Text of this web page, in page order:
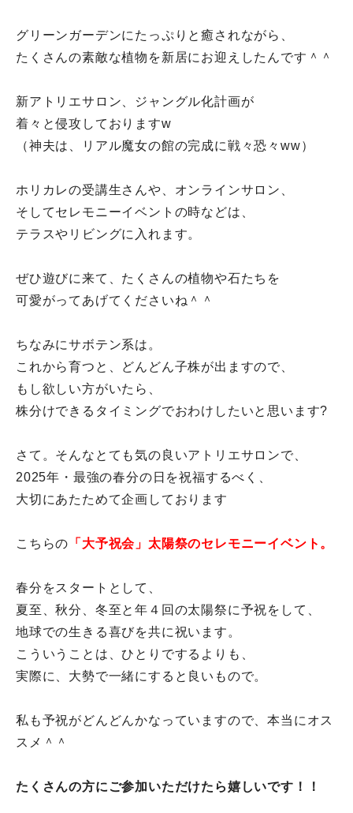
グリーンガーデンにたっぷりと癒されながら、
たくさんの素敵な植物を新居にお迎えしたんです＾＾
新アトリエサロン、ジャングル化計画が
着々と侵攻しておりますw
（神夫は、リアル魔女の館の完成に戦々恐々ww）
ホリカレの受講生さんや、オンラインサロン、
そしてセレモニーイベントの時などは、
テラスやリビングに入れます。
ぜひ遊びに来て、たくさんの植物や石たちを
可愛がってあげてくださいね＾＾
ちなみにサボテン系は。
これから育つと、どんどん子株が出ますので、
もし欲しい方がいたら、
株分けできるタイミングでおわけしたいと思います?
さて。そんなとても気の良いアトリエサロンで、
2025年・最強の春分の日を祝福するべく、
大切にあたためて企画しております
こちらの 「大予祝会」太陽祭のセレモニーイベント。
春分をスタートとして、
夏至、秋分、冬至と年４回の太陽祭に予祝をして、
地球での生きる喜びを共に祝います。
こういうことは、ひとりでするよりも、
実際に、大勢で一緒にすると良いもので。
私も予祝がどんどんかなっていますので、本当にオス
スメ＾＾
たくさんの方にご参加いただけたら嬉しいです！！